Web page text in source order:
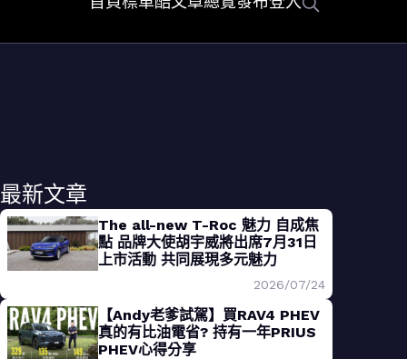
最新文章
The all-new T-Roc 魅力 自成焦
點 品牌大使胡宇威將出席7月31日
上市活動 共同展現多元魅力
2026/07/24
【Andy老爹試駕】買RAV4 PHEV
真的有比油電省? 持有一年PRIUS
PHEV心得分享